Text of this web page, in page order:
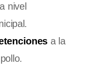
nivel
a la